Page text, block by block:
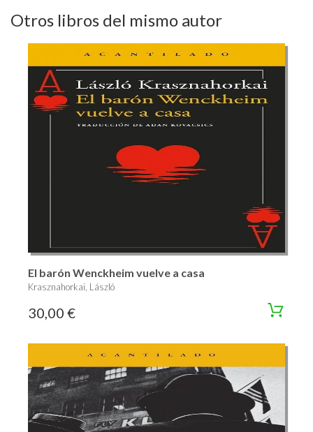
Otros libros del mismo autor
El barón Wenckheim vuelve a casa
Krasznahorkai, László
30,00 €